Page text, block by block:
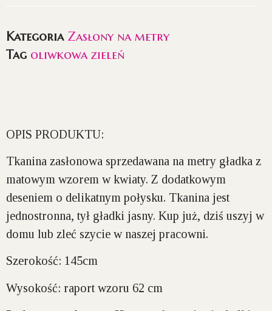
Kategoria Zasłony na metry
Tag oliwkowa zieleń
OPIS PRODUKTU:
Tkanina zasłonowa sprzedawana na metry gładka z
matowym wzorem w kwiaty. Z dodatkowym
deseniem o delikatnym połysku. Tkanina jest
jednostronna, tył gładki jasny. Kup już, dziś uszyj w
domu lub zleć szycie w naszej pracowni.
Szerokość: 145cm
Wysokość: raport wzoru 62 cm